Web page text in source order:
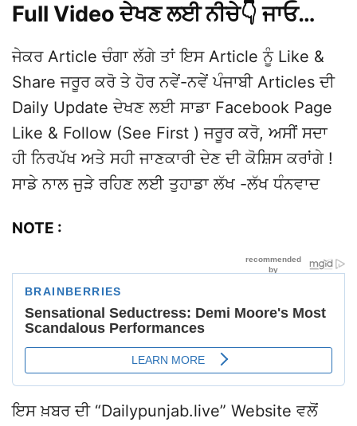
Full Video ਦੇਖਣ ਲਈ ਨੀਚੇ👇 ਜਾਓ…
ਜੇਕਰ Article ਚੰਗਾ ਲੱਗੇ ਤਾਂ ਇਸ Article ਨੂੰ Like &
Share ਜਰੂਰ ਕਰੋ ਤੇ ਹੋਰ ਨਵੇਂ-ਨਵੇਂ ਪੰਜਾਬੀ Articles ਦੀ
Daily Update ਦੇਖਣ ਲਈ ਸਾਡਾ Facebook Page
Like & Follow (See First ) ਜਰੂਰ ਕਰੋ, ਅਸੀਂ ਸਦਾ
ਹੀ ਨਿਰਪੱਖ ਅਤੇ ਸਹੀ ਜਾਣਕਾਰੀ ਦੇਣ ਦੀ ਕੋਸ਼ਿਸ ਕਰਾਂਗੇ !
ਸਾਡੇ ਨਾਲ ਜੁੜੇ ਰਹਿਣ ਲਈ ਤੁਹਾਡਾ ਲੱਖ -ਲੱਖ ਧੰਨਵਾਦ
NOTE :
ਇਸ ਖ਼ਬਰ ਦੀ “Dailypunjab.live” Website ਵਲੋਂ